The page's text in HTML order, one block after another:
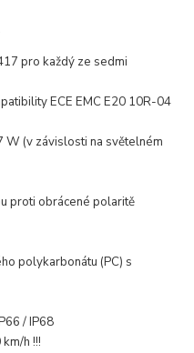
pro každý ze sedmi
ECE EMC E20 10R-04
(v závislosti na světelném
proti obrácené polaritě
polykarbonátu (PC) s
/ IP68
h !!!